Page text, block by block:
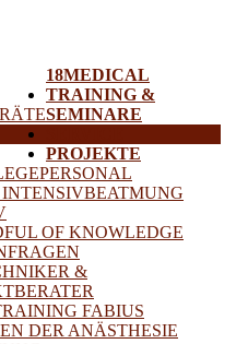
18MEDICAL
TRAINING &
SEMINARE
INTENSIVBEATMUNG
OF KNOWLEDGE
&
FABIUS
DER ANÄSTHESIE
PROJEKTE